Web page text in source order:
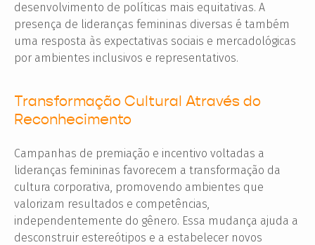
desenvolvimento de políticas mais equitativas. A
presença de lideranças femininas diversas é também
uma resposta às expectativas sociais e mercadológicas
por ambientes inclusivos e representativos.
Transformação Cultural Através do
Reconhecimento
Campanhas de premiação e incentivo voltadas a
lideranças femininas favorecem a transformação da
cultura corporativa, promovendo ambientes que
valorizam resultados e competências,
independentemente do gênero. Essa mudança ajuda a
desconstruir estereótipos e a estabelecer novos